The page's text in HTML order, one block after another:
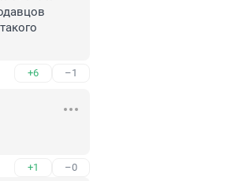
+6 –1
+1 –0